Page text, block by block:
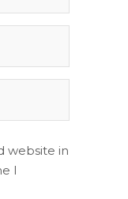
website in
I